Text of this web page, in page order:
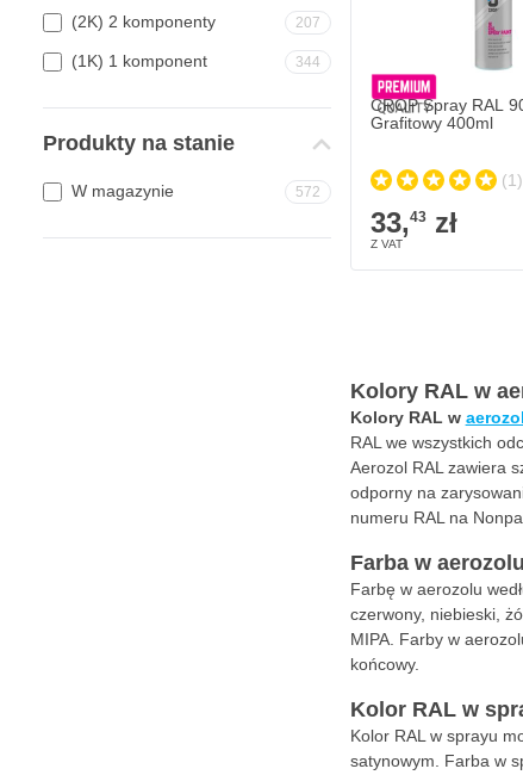
(2K) 2 komponenty 207
(1K) 1 komponent 344
Produkty na stanie
W magazynie 572
Stopień połysku
CROP Spray RAL
Grafitowy 400ml
(1)
33,43zł
Kolory RAL w
Kolory RAL w
RAL we wszystkich
Aerozol RAL zawiera
odporny na
numeru RAL na
Farba w
Farbę w aerozolu
czerwony, niebieski,
MIPA. Farby w
końcowy.
Kolor RAL w
Kolor RAL w sprayu
satynowym. Farba w